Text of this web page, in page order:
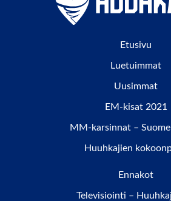
Etusivu
Luetuimmat
Uusimmat
EM-kisat 2021
MM-karsinnat –
Huuhkajien
Ennakot
Televisiointi –